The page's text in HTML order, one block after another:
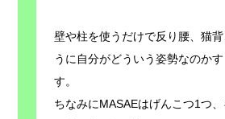
壁や柱を使うだけで反り腰、猫
うに自分がどういう姿勢なのか
す。
ちなみにMASAEはげんこつ1つ